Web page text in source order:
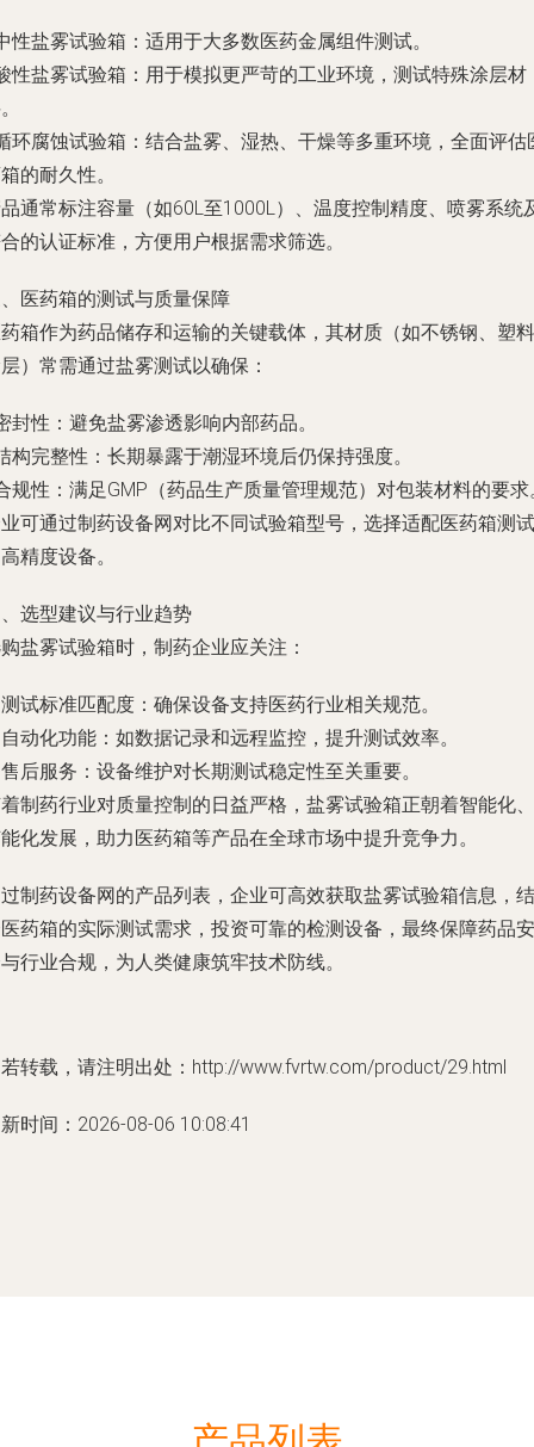
性盐雾试验箱：适用于大多数医药金属组件测试。
性盐雾试验箱：用于模拟更严苛的工业环境，测试特殊涂层材
环腐蚀试验箱：结合盐雾、湿热、干燥等多重环境，全面评估
的耐久性。
通常标注容量（如60L至1000L）、温度控制精度、喷雾系统
的认证标准，方便用户根据需求筛选。
医药箱的测试与质量保障
箱作为药品储存和运输的关键载体，其材质（如不锈钢、塑料
）常需通过盐雾测试以确保：
封性：避免盐雾渗透影响内部药品。
构完整性：长期暴露于潮湿环境后仍保持强度。
规性：满足GMP（药品生产质量管理规范）对包装材料的要求
可通过制药设备网对比不同试验箱型号，选择适配医药箱测试
精度设备。
选型建议与行业趋势
盐雾试验箱时，制药企业应关注：
试标准匹配度：确保设备支持医药行业相关规范。
动化功能：如数据记录和远程监控，提升测试效率。
后服务：设备维护对长期测试稳定性至关重要。
制药行业对质量控制的日益严格，盐雾试验箱正朝着智能化、
化发展，助力医药箱等产品在全球市场中提升竞争力。
制药设备网的产品列表，企业可高效获取盐雾试验箱信息，结
药箱的实际测试需求，投资可靠的检测设备，最终保障药品安
行业合规，为人类健康筑牢技术防线。
转载，请注明出处：http://www.fvrtw.com/product/29.html
时间：2026-08-06 10:08:41